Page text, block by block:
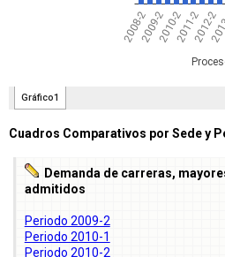
Cuadros Comparativos por Sede y
Demanda de carreras,
admitidos
Periodo 2009-2
Periodo 2010-1
Periodo 2010-2